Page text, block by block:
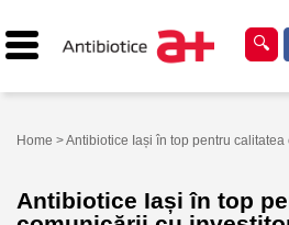
Home > Antibiotice Iași în top pentru
Antibiotice Iași în top